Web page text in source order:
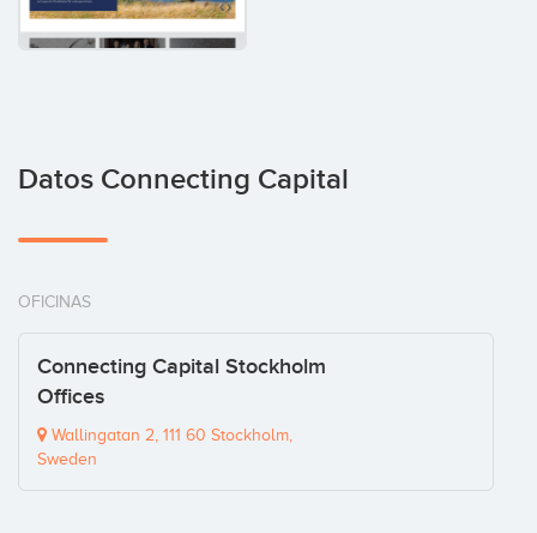
Datos Connecting Capital
OFICINAS
Connecting Capital Stockholm
Offices
Wallingatan 2, 111 60 Stockholm,
Sweden